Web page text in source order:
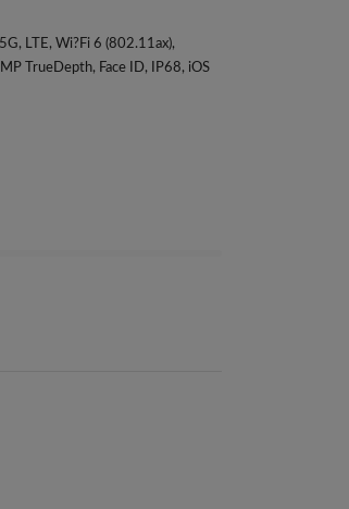
LTE, Wi?Fi 6 (802.11ax),
TrueDepth, Face ID, IP68, iOS